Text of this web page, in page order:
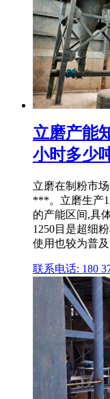
立磨产能
小时多少
立磨在制粉市
***。立磨生产
的产能区间,具
1250目是超细
使用也较为普及
联系电话: 180